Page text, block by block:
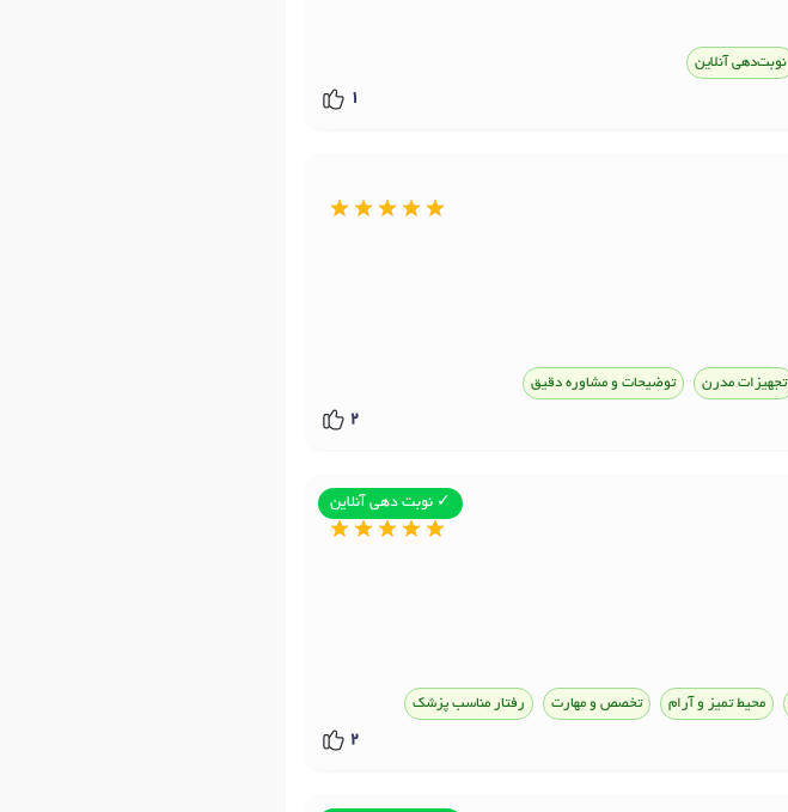
نوبت‌دهی آنلاین
1
تجهیزات مدرن توضیحات و مشاوره دقیق
2
✓ نوبت دهی آنلاین
محیط تمیز و آرام تخصص و مهارت رفتار مناسب پزشک
2